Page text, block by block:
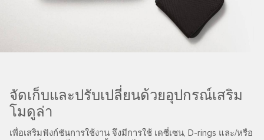
จัดเก็บและปรับเปลี่ยนด้วยอุปกรณ์เสริม
โมดูล่า
เพื่อเสริมฟังก์ชันการใช้งาน จึงมีการใช้ เดซี่เซน, D-rings และ/หรือ